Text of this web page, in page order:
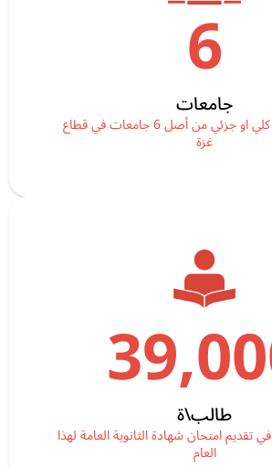
جامعات
6
تضررت بشكل كلي او جزئي من أصل 6 جامعات في قطاع
غزة
طالب\ة
امتحان شهادة الثانوية العامة لهذا
العام